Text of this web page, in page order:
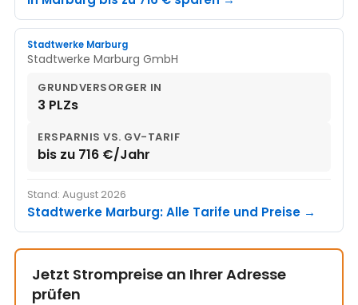
Stadtwerke Marburg
Stadtwerke Marburg GmbH
GRUNDVERSORGER IN
3 PLZs
ERSPARNIS VS. GV-TARIF
bis zu 716 €/Jahr
Stand: August 2026
Stadtwerke Marburg: Alle Tarife und Preise →
Jetzt Strompreise an Ihrer Adresse
prüfen